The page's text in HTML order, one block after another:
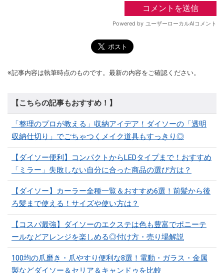
※記事内容は執筆時点のものです。最新の内容をご確認ください。
【こちらの記事もおすすめ！】
「整理のプロが教える」収納アイデア！ダイソーの「透明
収納仕切り」でごちゃつくメイク道具もすっきり◎
【ダイソー便利】コンパクトからLEDタイプまで！おすすめ
「ミラー」失敗しない自分に合った商品の選び方は？
【ダイソー】カーラー全種一覧＆おすすめ6選！前髪から後
ろ髪まで使える！サイズや使い方は？
【コスパ最強】ダイソーのエクステは色も豊富でポニーテ
ールなどアレンジを楽しめる◎付け方・売り場解説
100均の爪磨き・爪やすり便利な8選！電動・ガラス・金属
製などダイソー＆セリア＆キャンドゥを比較